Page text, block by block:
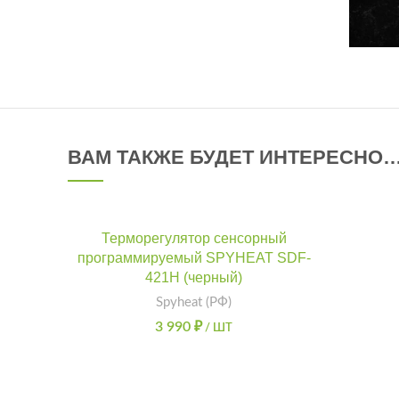
ВАМ ТАКЖЕ БУДЕТ
Терморегулятор сенсорный
программируемый SPYHEAT SDF-
421H (черный)
Spyheat (РФ)
3 990 ₽ / ШТ